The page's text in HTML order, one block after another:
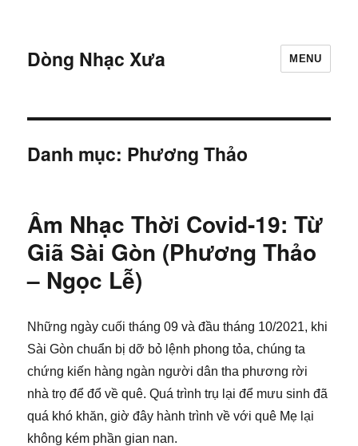
Dòng Nhạc Xưa MENU
Danh mục: Phương Thảo
Âm Nhạc Thời Covid-19: Từ
Giã Sài Gòn (Phương Thảo
– Ngọc Lễ)
Những ngày cuối tháng 09 và đầu tháng 10/2021, khi
Sài Gòn chuẩn bị dỡ bỏ lệnh phong tỏa, chúng ta
chứng kiến hàng ngàn người dân tha phương rời
nhà trọ để đổ về quê. Quá trình trụ lại để mưu sinh đã
quá khó khăn, giờ đây hành trình về với quê Mẹ lại
không kém phần gian nan.